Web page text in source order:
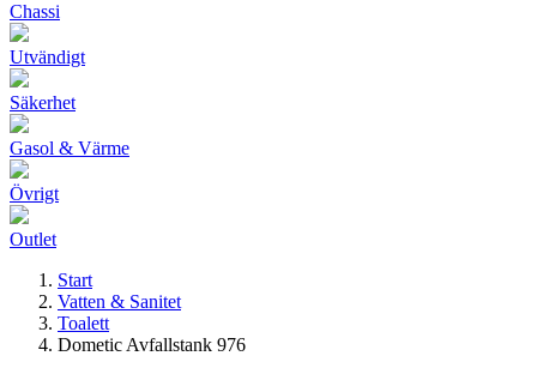
Chassi
Utvändigt
Säkerhet
Gasol & Värme
Övrigt
Outlet
Start
Vatten & Sanitet
Toalett
Dometic Avfallstank 976